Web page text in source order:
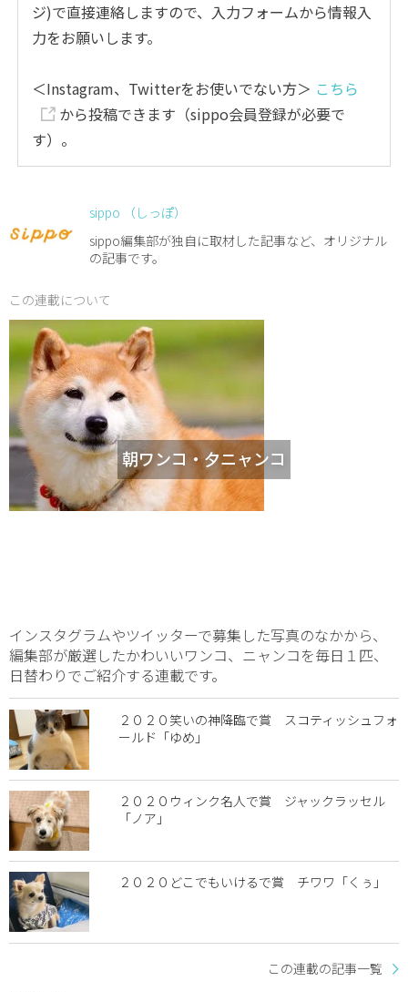
ジ)で直接連絡しますので、入力フォームから情報入
力をお願いします。
＜Instagram、Twitterをお使いでない方＞ こちら
から投稿できます（sippo会員登録が必要で
す）。
sippo （しっぽ）
sippo編集部が独自に取材した記事など、オリジナル
の記事です。
この連載について
朝ワンコ・夕ニャンコ
インスタグラムやツイッターで募集した写真のなかから、
編集部が厳選したかわいいワンコ、ニャンコを毎日１匹、
日替わりでご紹介する連載です。
２０２０笑いの神降臨で賞 スコティッシュフォ
ールド「ゆめ」
２０２０ウィンク名人で賞 ジャックラッセル
「ノア」
２０２０どこでもいけるで賞 チワワ「くぅ」
この連載の記事一覧